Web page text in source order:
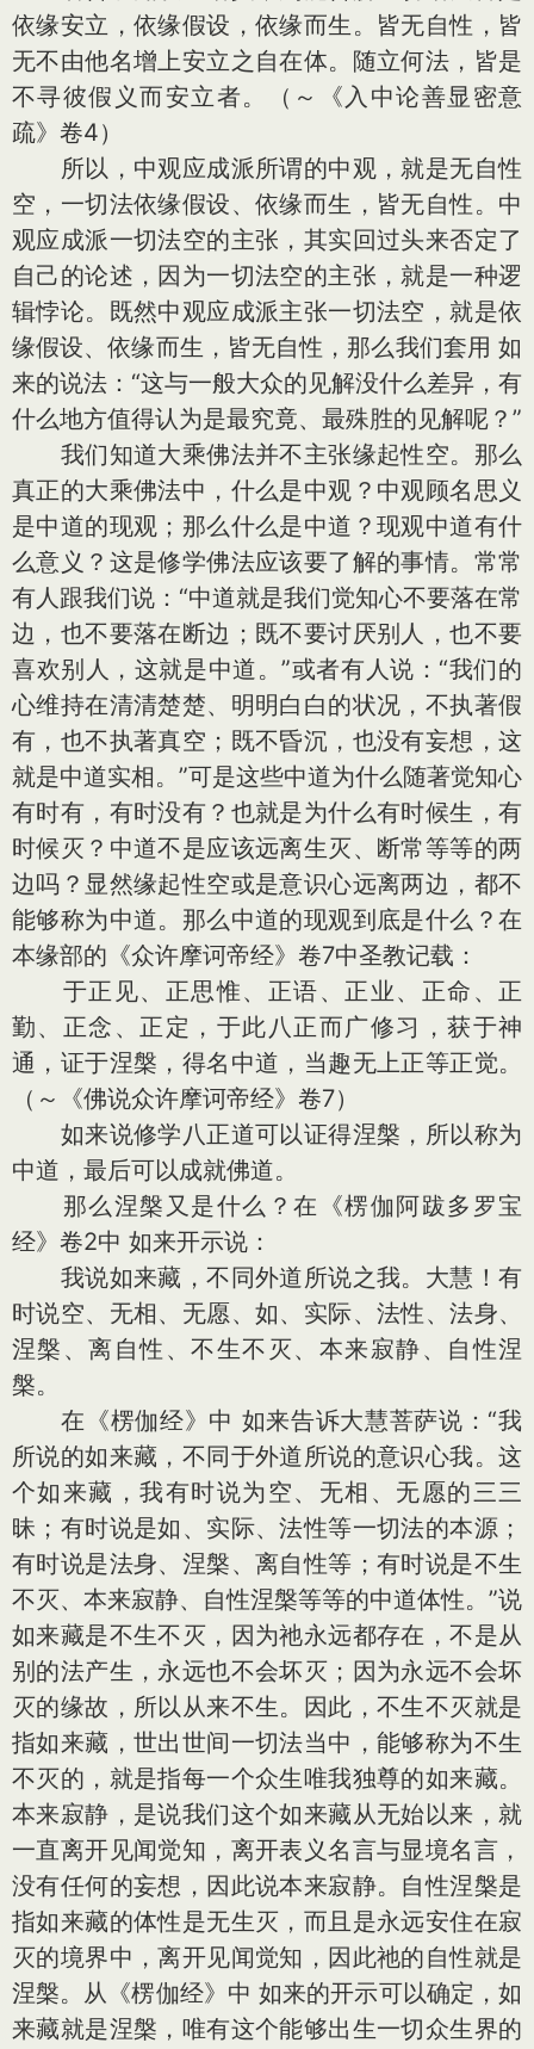
依缘安立，依缘假设，依缘而生。皆无自性，皆
无不由他名增上安立之自在体。随立何法，皆是
不寻彼假义而安立者。（～《入中论善显密意
疏》卷4）
所以，中观应成派所谓的中观，就是无自性
空，一切法依缘假设、依缘而生，皆无自性。中
观应成派一切法空的主张，其实回过头来否定了
自己的论述，因为一切法空的主张，就是一种逻
辑悖论。既然中观应成派主张一切法空，就是依
缘假设、依缘而生，皆无自性，那么我们套用 如
来的说法：“这与一般大众的见解没什么差异，有
什么地方值得认为是最究竟、最殊胜的见解呢？”
我们知道大乘佛法并不主张缘起性空。那么
真正的大乘佛法中，什么是中观？中观顾名思义
是中道的现观；那么什么是中道？现观中道有什
么意义？这是修学佛法应该要了解的事情。常常
有人跟我们说：“中道就是我们觉知心不要落在常
边，也不要落在断边；既不要讨厌别人，也不要
喜欢别人，这就是中道。”或者有人说：“我们的
心维持在清清楚楚、明明白白的状况，不执著假
有，也不执著真空；既不昏沉，也没有妄想，这
就是中道实相。”可是这些中道为什么随著觉知心
有时有，有时没有？也就是为什么有时候生，有
时候灭？中道不是应该远离生灭、断常等等的两
边吗？显然缘起性空或是意识心远离两边，都不
能够称为中道。那么中道的现观到底是什么？在
本缘部的《众许摩诃帝经》卷7中圣教记载：
于正见、正思惟、正语、正业、正命、正
勤、正念、正定，于此八正而广修习，获于神
通，证于涅槃，得名中道，当趣无上正等正觉。
（～《佛说众许摩诃帝经》卷7）
如来说修学八正道可以证得涅槃，所以称为
中道，最后可以成就佛道。
那么涅槃又是什么？在《楞伽阿跋多罗宝
经》卷2中 如来开示说：
我说如来藏，不同外道所说之我。大慧！有
时说空、无相、无愿、如、实际、法性、法身、
涅槃、离自性、不生不灭、本来寂静、自性涅
槃。
在《楞伽经》中 如来告诉大慧菩萨说：“我
所说的如来藏，不同于外道所说的意识心我。这
个如来藏，我有时说为空、无相、无愿的三三
昧；有时说是如、实际、法性等一切法的本源；
有时说是法身、涅槃、离自性等；有时说是不生
不灭、本来寂静、自性涅槃等等的中道体性。”说
如来藏是不生不灭，因为祂永远都存在，不是从
别的法产生，永远也不会坏灭；因为永远不会坏
灭的缘故，所以从来不生。因此，不生不灭就是
指如来藏，世出世间一切法当中，能够称为不生
不灭的，就是指每一个众生唯我独尊的如来藏。
本来寂静，是说我们这个如来藏从无始以来，就
一直离开见闻觉知，离开表义名言与显境名言，
没有任何的妄想，因此说本来寂静。自性涅槃是
指如来藏的体性是无生灭，而且是永远安住在寂
灭的境界中，离开见闻觉知，因此祂的自性就是
涅槃。从《楞伽经》中 如来的开示可以确定，如
来藏就是涅槃，唯有这个能够出生一切众生界的